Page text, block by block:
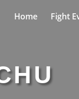
Home Fight